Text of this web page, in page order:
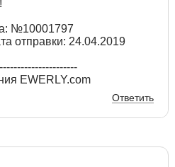
№10001797
отправки: 24.04.2019
EWERLY.com
Ответить